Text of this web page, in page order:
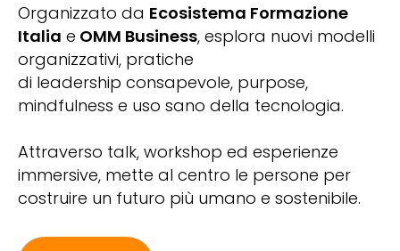
Organizzato da Ecosistema Formazione
Italia e OMM Business, esplora nuovi modelli
organizzativi, pratiche
di leadership consapevole, purpose,
mindfulness e uso sano della tecnologia.
Attraverso talk, workshop ed esperienze
immersive, mette al centro le persone per
costruire un futuro più umano e sostenibile.